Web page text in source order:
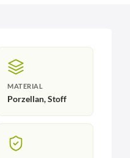
MATERIAL
Porzellan, Stoff